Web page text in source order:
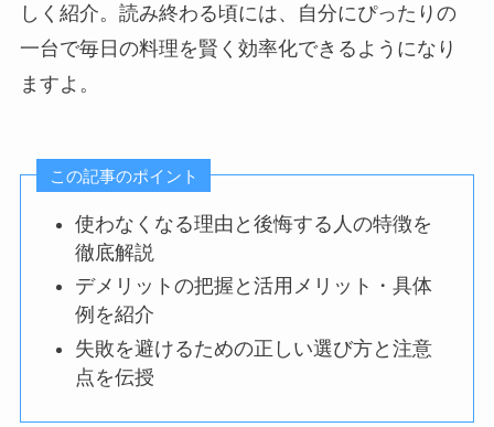
しく紹介。読み終わる頃には、自分にぴったりの
一台で毎日の料理を賢く効率化できるようになり
ますよ。
この記事のポイント
使わなくなる理由と後悔する人の特徴を
徹底解説
デメリットの把握と活用メリット・具体
例を紹介
失敗を避けるための正しい選び方と注意
点を伝授